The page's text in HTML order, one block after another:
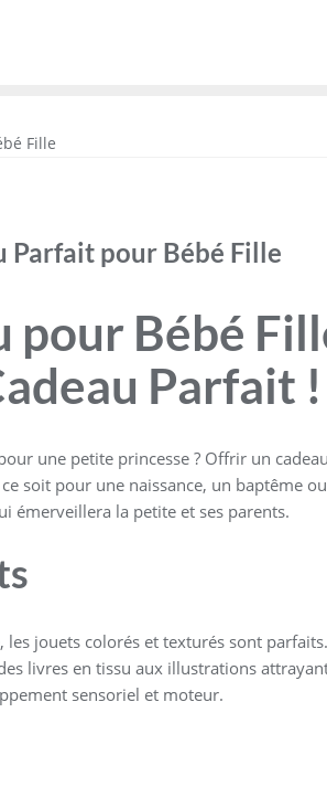
Parfait pour Bébé Fille
pour Bébé
Parfait !
une petite princesse ? Offrir un
soit pour une naissance, un baptême
émerveillera la petite et ses parents.
les jouets colorés et texturés sont
livres en tissu aux illustrations
sensoriel et moteur.